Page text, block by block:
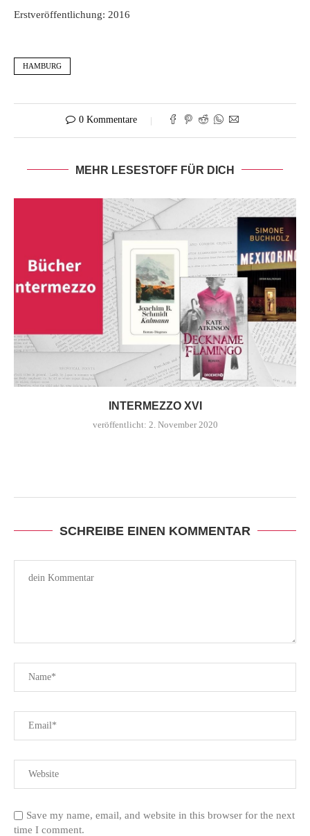
Erstveröffentlichung: 2016
HAMBURG
0 Kommentare
MEHR LESESTOFF FÜR DICH
INTERMEZZO XVI
veröffentlicht: 2. November 2020
SCHREIBE EINEN KOMMENTAR
Save my name, email, and website in this browser for the next
time I comment.